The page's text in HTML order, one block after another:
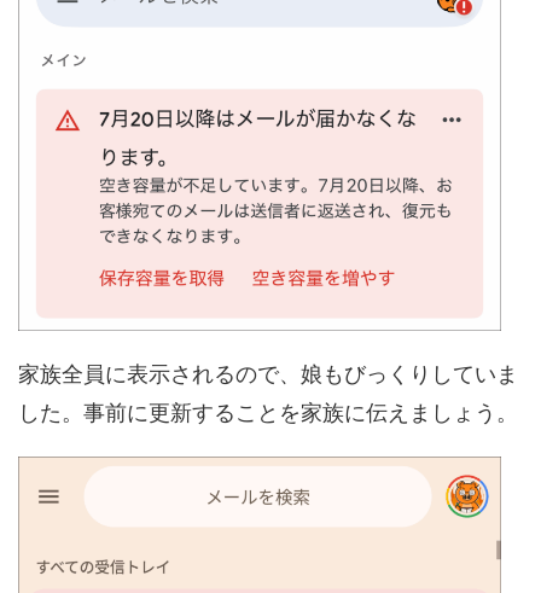
家族全員に表示されるので、娘もびっくりしていま
した。事前に更新することを家族に伝えましょう。